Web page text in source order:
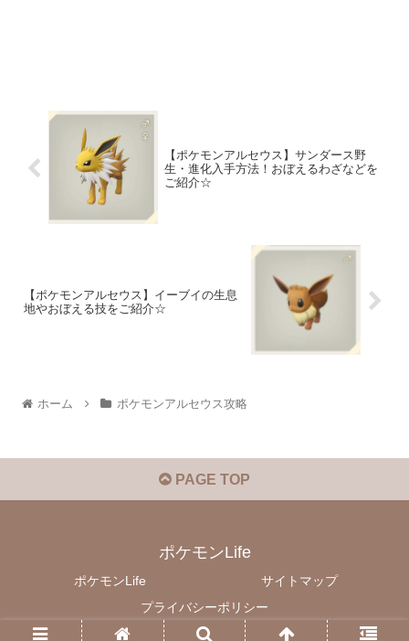
【ポケモンアルセウス】サンダース野
生・進化入手方法！おぼえるわざなどを
ご紹介☆
【ポケモンアルセウス】イーブイの生息
地やおぼえる技をご紹介☆
ホーム ポケモンアルセウス攻略
PAGE TOP
ポケモンLife
ポケモンLife
サイトマップ
プライバシーポリシー